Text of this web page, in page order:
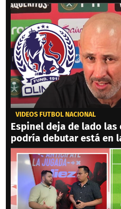
VIDEOS FÚTBOL NACIONAL
Espinel deja de lado las
podría debutar está en